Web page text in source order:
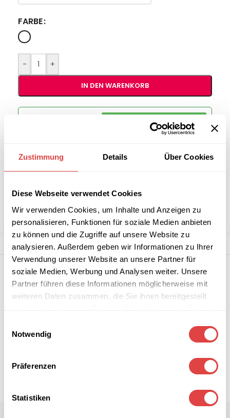
Zustimmung Details Über Cookies
Diese Webseite verwendet Cookies
Wir verwenden Cookies, um Inhalte und Anzeigen zu
personalisieren, Funktionen für soziale Medien anbieten
zu können und die Zugriffe auf unsere Website zu
analysieren. Außerdem geben wir Informationen zu Ihrer
Verwendung unserer Website an unsere Partner für
soziale Medien, Werbung und Analysen weiter. Unsere
Partner führen diese Informationen möglicherweise mit
weiteren Daten zusammen, die Sie ihnen bereitgestellt
Notwendig
Präferenzen
Statistiken
FARBE
- +
IN DEN WARENKORB
B2B-Angebot
anfordern
Kategorie: Restaurant- & Bartische
Teilen: